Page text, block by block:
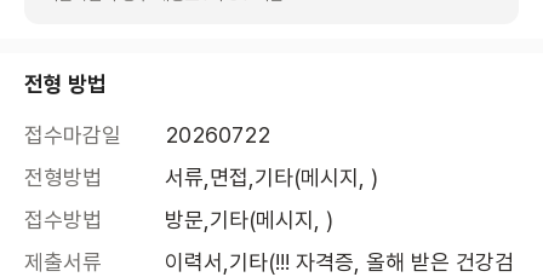
전형 방법
접수마감일
20260722
전형방법
서류,면접,기타(메시지, )
접수방법
방문,기타(메시지, )
제출서류
이력서,기타(!!! 자격증, 올해 받은 건강검